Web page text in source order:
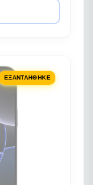
ΕΞΑΝΤΛΉΘΗΚΕ